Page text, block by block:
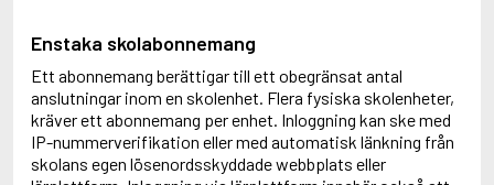
Enstaka skolabonnemang
Ett abonnemang berättigar till ett obegränsat antal
anslutningar inom en skolenhet. Flera fysiska skolenheter,
kräver ett abonnemang per enhet. Inloggning kan ske med
IP-nummerverifikation eller med automatisk länkning från
skolans egen lösenordsskyddade webbplats eller